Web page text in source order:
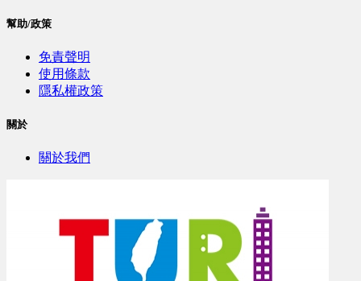
幫助/政策
免責聲明
使用條款
隱私權政策
關於
關於我們